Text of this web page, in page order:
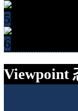
5
6
Viewpoint